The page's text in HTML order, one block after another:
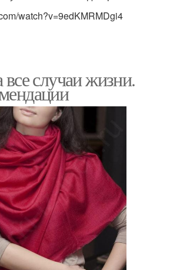
watch?v=9edKMRMDgi4
случаи жизни.